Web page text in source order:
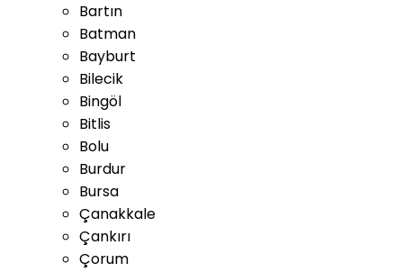
Bartın
Batman
Bayburt
Bilecik
Bingöl
Bitlis
Bolu
Burdur
Bursa
Çanakkale
Çankırı
Çorum